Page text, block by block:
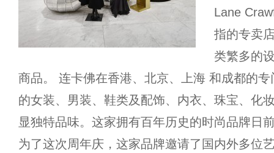
Lane
指的专卖
类繁多的
商品。 连卡佛在香港、北京、上海 和成都的
的女装、男装、鞋类及配饰、内衣、珠宝、化
显独特品味。这家拥有百年历史的时尚品牌日
为了这次周年庆，这家品牌邀请了国内外多位